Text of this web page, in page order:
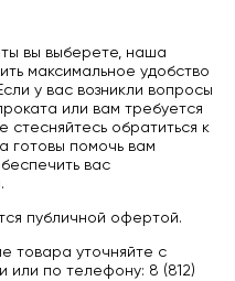
вы выберете, наша
максимальное удобство
у вас возникли вопросы
или вам требуется
обратиться к
готовы помочь вам
вас
публичной офертой.
товара уточняйте с
по телефону: 8 (812)